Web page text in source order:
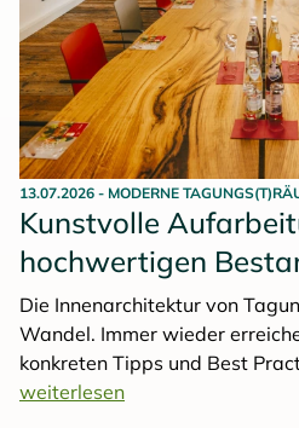
13.07.2026 - MODERNE
Kunstvolle
hochwertigen
Die Innenarchitektur von
Wandel. Immer wieder
konkreten Tipps und Best
Tagungsmobiliar,
weiterlesen